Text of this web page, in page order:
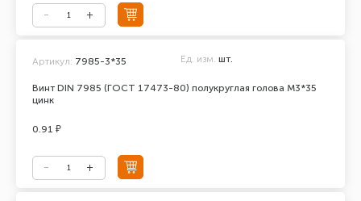
Винт DIN 7985 (ГОСТ 17473-80) полукруглая голова М3*35
цинк
Артикул: 7985-3*35 Ед. изм. шт.
0.91 ₽